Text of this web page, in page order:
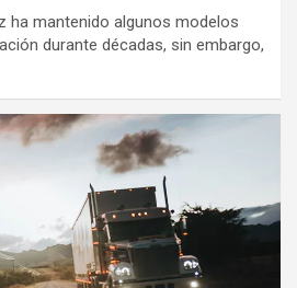
ha mantenido algunos modelos
durante décadas, sin embargo,